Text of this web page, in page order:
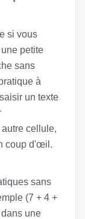
si vous
petite
sans
à
un texte
cellule,
coup d'œil.
sans
(7 + 4 +
une